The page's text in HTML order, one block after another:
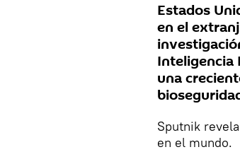
Estados
en el
Inteligencia
una
Sputnik
en el mundo.